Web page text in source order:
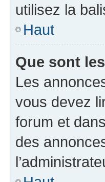
utilisez la
Haut
Que sont
Les
vous devez
forum et
des